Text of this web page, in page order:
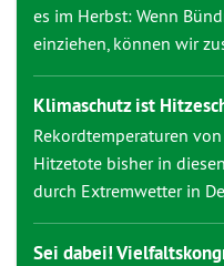
es im Herbst: Wenn
einziehen, können wir
Klimaschutz ist
Rekordtemperaturen
Hitzetote bisher in
durch Extremwetter in
Sei dabei!